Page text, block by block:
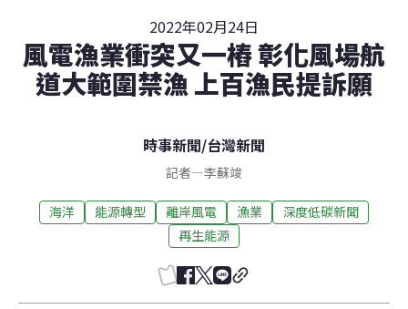
2022年02月24日
風電漁業衝突又一樁 彰化風場航
道大範圍禁漁 上百漁民提訴願
時事新聞/台灣新聞
記者—李蘇竣
海洋 能源轉型 離岸風電 漁業
深度低碳新聞
再生能源